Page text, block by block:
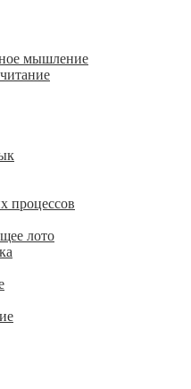
мышление
процессов
лото